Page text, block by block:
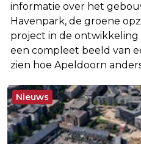
informatie over het
Havenpark, de groene
project in de ontwikkeling
een compleet beeld van
zien hoe Apeldoorn
Nieuws